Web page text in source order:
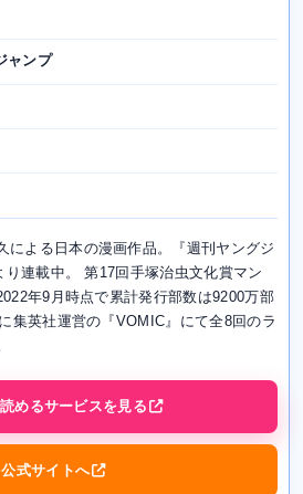
ャンプ
による日本の漫画作品。『週刊ヤングジ
り連載中。 第17回手塚治虫文化賞マン
年9月時点で累計発行部数は9200万部
集英社運営の『VOMIC』にて全8回のラ
めるサービスを見る
公式サイトへ